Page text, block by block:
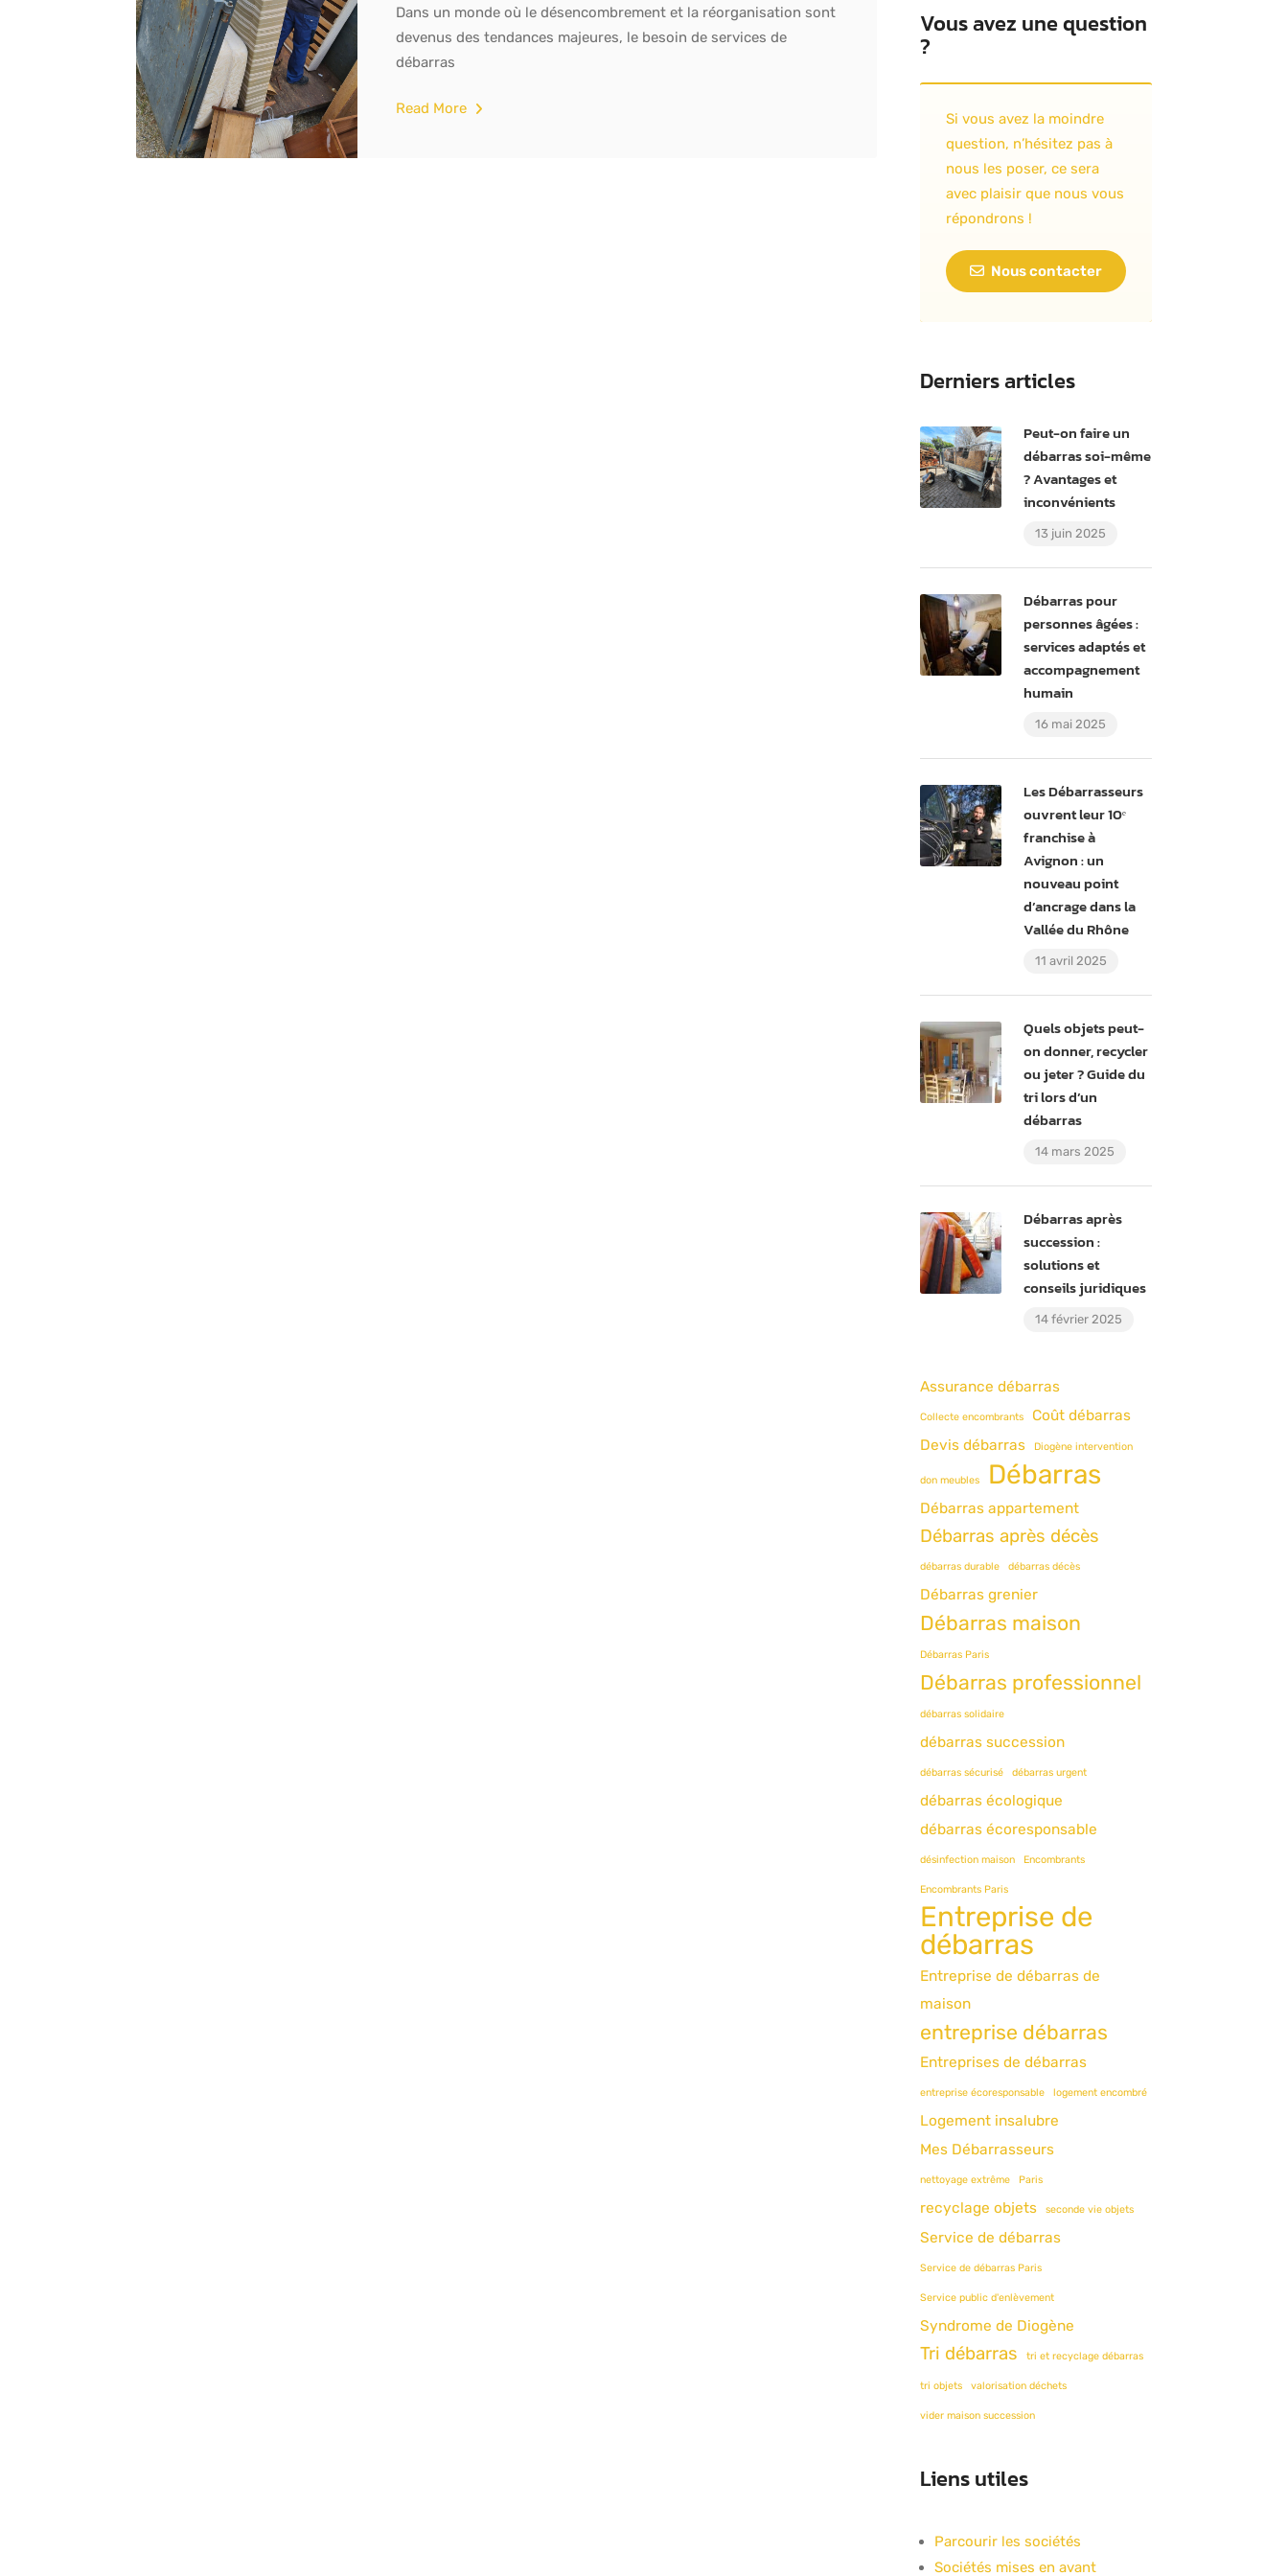
Dans un monde où le désencombrement et la réorganisation sont
devenus des tendances majeures, le besoin de services de
débarras
Read More
Vous avez une question
?
Si vous avez la moindre
question, n’hésitez pas à
nous les poser, ce sera
avec plaisir que nous vous
répondrons !
Nous contacter
Derniers articles
Peut-on faire un
débarras soi-même
? Avantages et
inconvénients
13 juin 2025
Débarras pour
personnes âgées :
services adaptés et
accompagnement
humain
16 mai 2025
Les Débarrasseurs
ouvrent leur 10ᵉ
franchise à
Avignon : un
nouveau point
d’ancrage dans la
Vallée du Rhône
11 avril 2025
Quels objets peut-
on donner, recycler
ou jeter ? Guide du
tri lors d’un
débarras
14 mars 2025
Débarras après
succession :
solutions et
conseils juridiques
14 février 2025
Assurance débarras
Collecte encombrants
Coût débarras
Devis débarras
Diogène intervention
don meubles Débarras
Débarras appartement
Débarras après décès
débarras durable débarras décès
Débarras grenier
Débarras maison
Débarras Paris
Débarras professionnel
débarras solidaire
débarras succession
débarras sécurisé débarras urgent
débarras écologique
débarras écoresponsable
désinfection maison Encombrants
Encombrants Paris
Entreprise de
débarras
Entreprise de débarras de
maison
entreprise débarras
Entreprises de débarras
entreprise écoresponsable logement encombré
Logement insalubre
Mes Débarrasseurs
nettoyage extrême Paris
recyclage objets seconde vie objets
Service de débarras
Service de débarras Paris
Service public d'enlèvement
Syndrome de Diogène
Tri débarras tri et recyclage débarras
tri objets valorisation déchets
vider maison succession
Liens utiles
Parcourir les sociétés
Sociétés mises en avant